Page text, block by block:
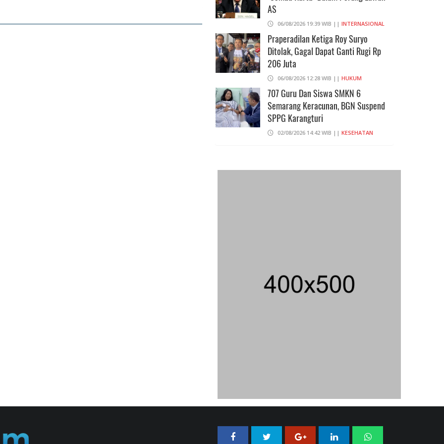
AS
06/08/2026 19:39 WIB || INTERNASIONAL
Praperadilan Ketiga Roy Suryo
Ditolak, Gagal Dapat Ganti Rugi Rp
206 Juta
06/08/2026 12:28 WIB || HUKUM
707 Guru Dan Siswa SMKN 6
Semarang Keracunan, BGN Suspend
SPPG Karangturi
02/08/2026 14:42 WIB || KESEHATAN
Maklumat Merdeka Barat
Nasional
03/08/2026 18:31 WIB || PENDIDIKAN
01/08/2026 22:09 WIB ||DKI JAKARTA
Kereta Cepat Jakarta-Bandung